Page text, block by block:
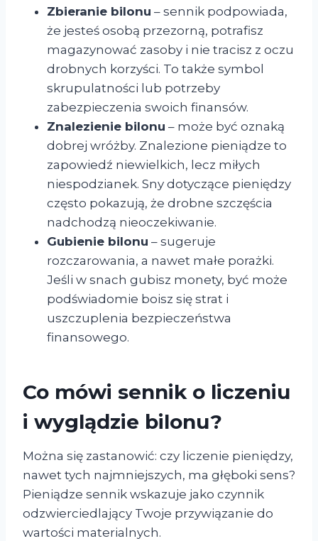
Zbieranie bilonu – sennik podpowiada,
że jesteś osobą przezorną, potrafisz
magazynować zasoby i nie tracisz z oczu
drobnych korzyści. To także symbol
skrupulatności lub potrzeby
zabezpieczenia swoich finansów.
Znalezienie bilonu – może być oznaką
dobrej wróżby. Znalezione pieniądze to
zapowiedź niewielkich, lecz miłych
niespodzianek. Sny dotyczące pieniędzy
często pokazują, że drobne szczęścia
nadchodzą nieoczekiwanie.
Gubienie bilonu – sugeruje
rozczarowania, a nawet małe porażki.
Jeśli w snach gubisz monety, być może
podświadomie boisz się strat i
uszczuplenia bezpieczeństwa
finansowego.
Co mówi sennik o liczeniu
i wyglądzie bilonu?
Można się zastanowić: czy liczenie pieniędzy,
nawet tych najmniejszych, ma głęboki sens?
Pieniądze sennik wskazuje jako czynnik
odzwierciedlający Twoje przywiązanie do
wartości materialnych.